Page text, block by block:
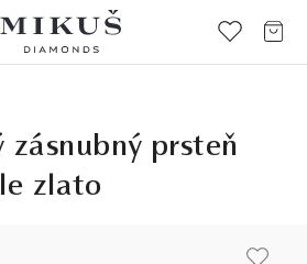
zásnubný prsteň
zlato